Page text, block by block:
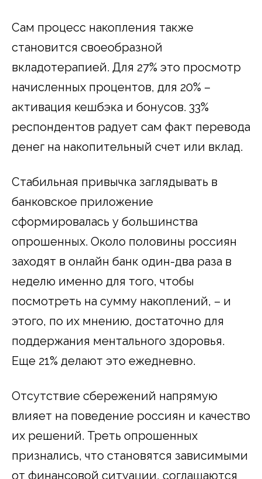
Сам процесс накопления также
становится своеобразной
вкладотерапией. Для 27% это просмотр
начисленных процентов, для 20% –
активация кешбэка и бонусов. 33%
респондентов радует сам факт перевода
денег на накопительный счет или вклад.
Стабильная привычка заглядывать в
банковское приложение
сформировалась у большинства
опрошенных. Около половины россиян
заходят в онлайн банк один-два раза в
неделю именно для того, чтобы
посмотреть на сумму накоплений, – и
этого, по их мнению, достаточно для
поддержания ментального здоровья.
Еще 21% делают это ежедневно.
Отсутствие сбережений напрямую
влияет на поведение россиян и качество
их решений. Треть опрошенных
признались, что становятся зависимыми
от финансовой ситуации, соглашаются